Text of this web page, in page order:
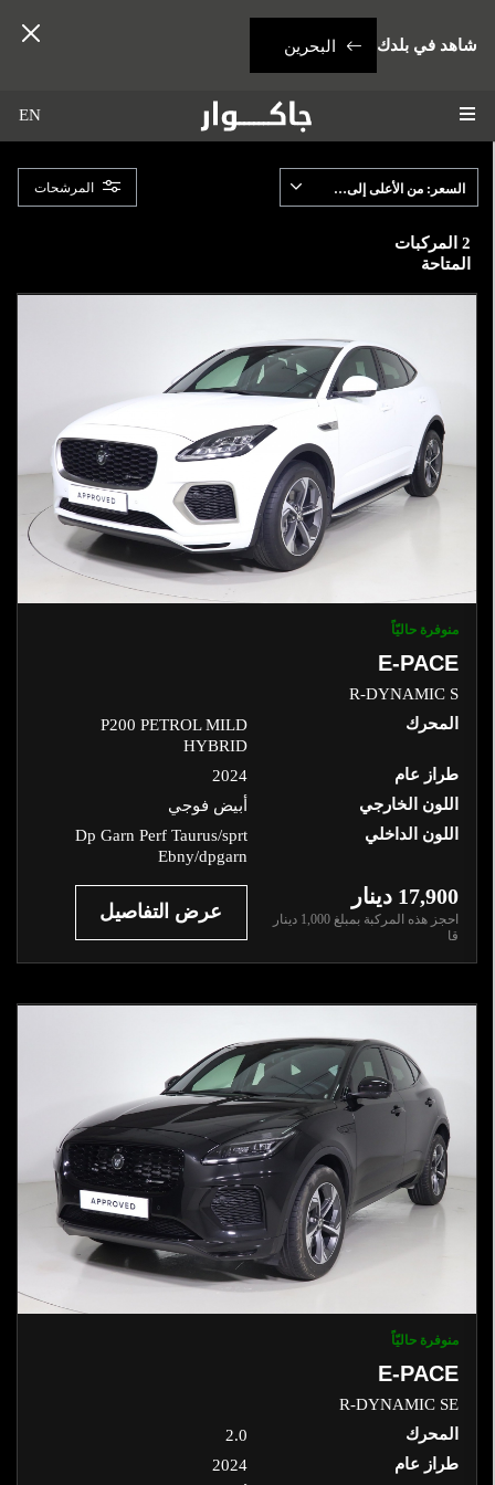
شاهد في بلدك البحرين
EN
السعر: من الأعلى إلى الإدنى المرشحات
2 المركبات
المتاحة
منوفرة حاليّاً
E-PACE
R-DYNAMIC S
المحرك
P200 PETROL MILD
HYBRID
طراز عام
2024
اللون الخارجي
أبيض فوجي
اللون الداخلي
Dp Garn Perf Taurus/sprt
Ebny/dpgarn
17,900 دينار‎
احجز هذه المركبة بمبلغ 1,000 دينار‎
قا
عرض التفاصيل
منوفرة حاليّاً
E-PACE
R-DYNAMIC SE
المحرك
2.0
طراز عام
2024
E-PACE
إعادة الضبط